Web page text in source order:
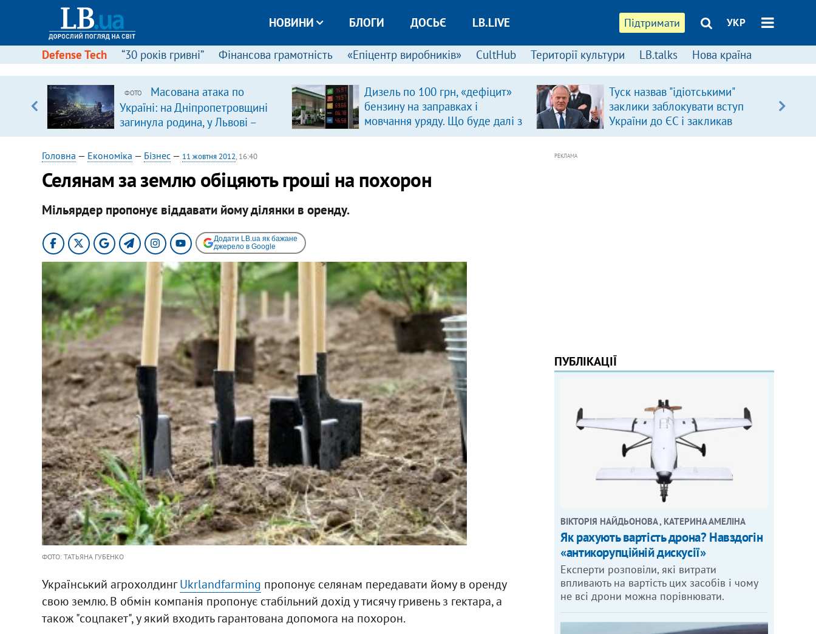
Підтримати УКР
НОВИНИ БЛОГИ ДОСЬЄ LB.LIVE
Defense Tech “30 років гривні” Фінансова грамотність «Епіцентр виробників» CultHub Території культури LB.talks Нова країна
ФОТО
Масована атака по
Україні: на Дніпропетровщині
загинула родина, у Львові –
удар по багатоповерхівках
(доповнюється)
Дизель по 100 грн, «дефіцит»
бензину на заправках і
мовчання уряду. Що буде далі з
цінами на пальне?
Туск назвав "ідіотськими"
заклики заблокувати вступ
України до ЄС і закликав
припинити антиукраїнську
Головна — Економіка — Бізнес— 11 жовтня 2012, 16:40
Селянам за землю обіцяють гроші на похорон
Мільярдер пропонує віддавати йому ділянки в оренду.
Додати LB.ua як бажане
джерело в Google
ФОТО: ТАТЬЯНА ГУБЕНКО
Український агрохолдингUkrlandfarming пропонує селянам передавати йому в оренду
свою землю. В обмін компанія пропонує стабільний дохід у тисячу гривень з гектара, а
також "соцпакет", у який входить гарантована допомога на похорон.
РЕКЛАМА
ПУБЛІКАЦІЇ
ВІКТОРІЯ НАЙДЬОНОВА , КАТЕРИНА АМЕЛІНА
Як рахують вартість дрона? Навздогін
«антикорупційній дискусії»
Експерти розповіли, які витрати
впливають на вартість цих засобів і чому
не всі дрони можна порівнювати.